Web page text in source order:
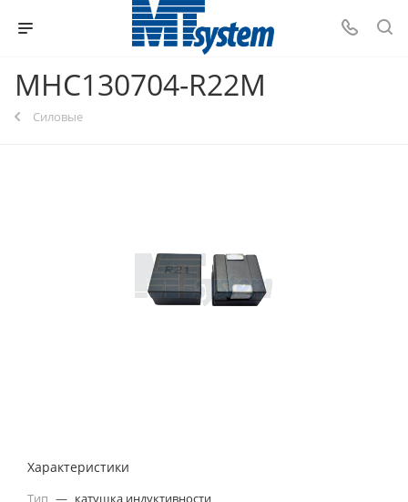
MHC130704-R22M
Силовые
Характеристики
Тип — катушка индуктивности